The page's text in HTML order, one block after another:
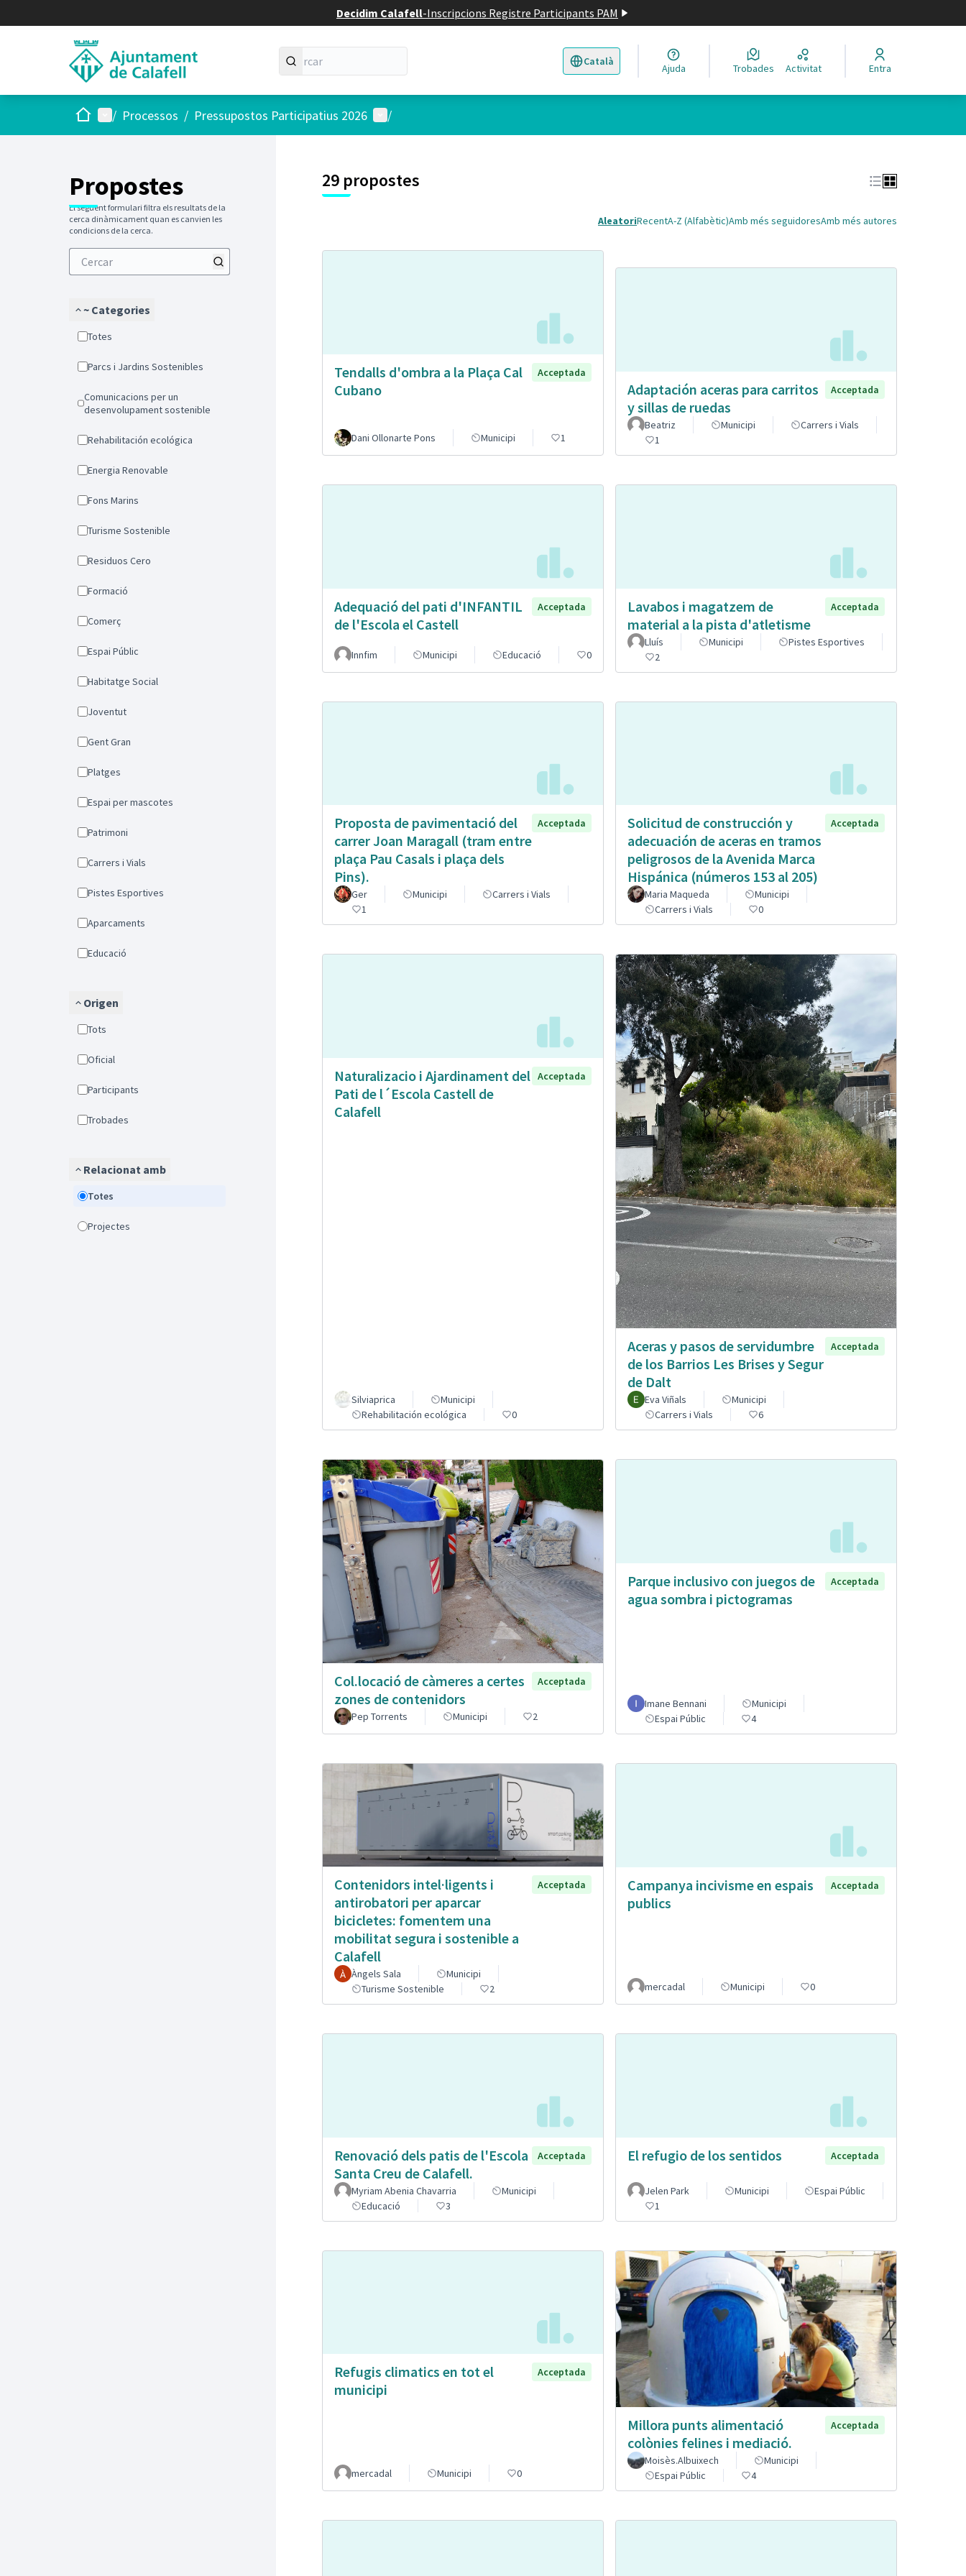
Decidim Calafell-Inscripcions Registre Participants PAM
Català
Triar la llengua Elegir el idioma
Ajuda Trobades Activitat Entra
Inici Menú principal
/ Processos / Pressupostos Participatius 2026 Menú d'usuari
/
Propostes
El següent formulari filtra els resultats de la
cerca dinàmicament quan es canvien les
condicions de la cerca.
~ Categories
Totes
Parcs i Jardins Sostenibles
Comunicacions per un
desenvolupament sostenible
Rehabilitación ecológica
Energia Renovable
Fons Marins
Turisme Sostenible
Residuos Cero
Formació
Comerç
Espai Públic
Habitatge Social
Joventut
Gent Gran
Platges
Espai per mascotes
Patrimoni
Carrers i Vials
Pistes Esportives
Aparcaments
Educació
Origen
Tots
Oficial
Participants
Trobades
Relacionat amb
Totes
Projectes
29 propostes
AleatoriRecentA-Z (Alfabètic)Amb més seguidoresAmb més autores
Tendalls d'ombra a la Plaça Cal
Cubano
Acceptada
Dani Ollonarte Pons Municipi 1
Adaptación aceras para carritos
y sillas de ruedas
Acceptada
Beatriz Municipi
Carrers i Vials
1
Adequació del pati d'INFANTIL
de l'Escola el Castell
Acceptada
Innfim Municipi Educació 0
Lavabos i magatzem de
material a la pista d'atletisme
Acceptada
Lluís Municipi
Pistes Esportives
2
Proposta de pavimentació del
carrer Joan Maragall (tram entre
plaça Pau Casals i plaça dels
Pins).
Acceptada
Ger Municipi
Carrers i Vials
1
Solicitud de construcción y
adecuación de aceras en tramos
peligrosos de la Avenida Marca
Hispánica (números 153 al 205)
Acceptada
Maria Maqueda
Municipi
Carrers i Vials
0
Naturalizacio i Ajardinament del
Pati de l´Escola Castell de
Calafell
Acceptada
Silviaprica
Municipi
Rehabilitación ecológica
0
Aceras y pasos de servidumbre
de los Barrios Les Brises y Segur
de Dalt
Acceptada
Eva Viñals
Municipi
Carrers i Vials
6
Col.locació de càmeres a certes
zones de contenidors
Acceptada
Pep Torrents Municipi 2
Parque inclusivo con juegos de
agua sombra i pictogramas
Acceptada
Imane Bennani
Municipi
Espai Públic
4
Contenidors intel·ligents i
antirobatori per aparcar
bicicletes: fomentem una
mobilitat segura i sostenible a
Calafell
Acceptada
Àngels Sala
Municipi
Turisme Sostenible
2
Campanya incivisme en espais
publics
Acceptada
mercadal Municipi 0
Renovació dels patis de l'Escola
Santa Creu de Calafell.
Acceptada
Myriam Abenia Chavarria
Municipi
Educació
3
El refugio de los sentidos Acceptada
Jelen Park Municipi
Espai Públic
1
Refugis climatics en tot el
municipi
Acceptada
mercadal Municipi 0
Millora punts alimentació
colònies felines i mediació.
Acceptada
Moisès.Albuixech
Municipi
Espai Públic
4